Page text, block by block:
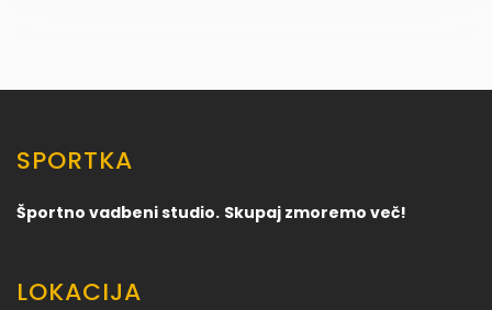
SPORTKA
Športno vadbeni studio. Skupaj zmoremo več!
LOKACIJA